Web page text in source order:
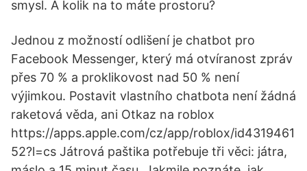
smysl. A kolik na to máte prostoru?
Jednou z možností odlišení je chatbot pro
Facebook Messenger, který má otvíranost zpráv
přes 70 % a proklikovost nad 50 % není
výjimkou. Postavit vlastního chatbota není žádná
raketová věda, ani Otkaz na roblox
https://apps.apple.com/cz/app/roblox/id4319461
52?l=cs Játrová paštika potřebuje tři věci: játra,